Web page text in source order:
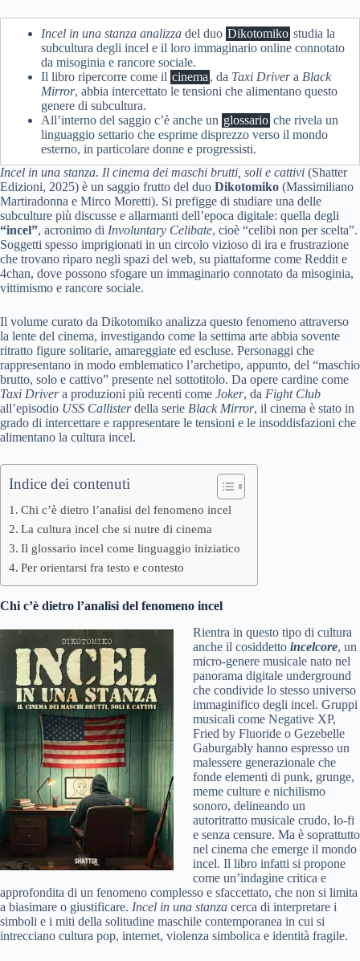
Incel in una stanza analizza del duo Dikotomiko studia la
subcultura degli incel e il loro immaginario online connotato
da misoginia e rancore sociale.
Il libro ripercorre come il cinema , da Taxi Drivera Black
Mirror, abbia intercettato le tensioni che alimentano questo
genere di subcultura.
All’interno del saggio c’è anche un glossario che rivela un
linguaggio settario che esprime disprezzo verso il mondo
esterno, in particolare donne e progressisti.
Incel in una stanza. Il cinema dei maschi brutti, soli e cattivi (Shatter
Edizioni, 2025) è un saggio frutto del duo Dikotomiko (Massimiliano
Martiradonna e Mirco Moretti). Si prefigge di studiare una delle
subculture più discusse e allarmanti dell’epoca digitale: quella degli
“incel”, acronimo di Involuntary Celibate, cioè “celibi non per scelta”.
Soggetti spesso imprigionati in un circolo vizioso di ira e frustrazione
che trovano riparo negli spazi del web, su piattaforme come Reddit e
4chan, dove possono sfogare un immaginario connotato da misoginia,
vittimismo e rancore sociale.
Il volume curato da Dikotomiko analizza questo fenomeno attraverso
la lente del cinema, investigando come la settima arte abbia sovente
ritratto figure solitarie, amareggiate ed escluse. Personaggi che
rappresentano in modo emblematico l’archetipo, appunto, del “maschio
brutto, solo e cattivo” presente nel sottotitolo. Da opere cardine come
Taxi Drivera produzioni più recenti come Joker, da Fight Club
all’episodio USS Callisterdella serie Black Mirror, il cinema è stato in
grado di intercettare e rappresentare le tensioni e le insoddisfazioni che
alimentano la cultura incel.
Indice dei contenuti
Chi c’è dietro l’analisi del fenomeno incel
La cultura incel che si nutre di cinema
Il glossario incel come linguaggio iniziatico
Per orientarsi fra testo e contesto
Chi c’è dietro l’analisi del fenomeno incel
Rientra in questo tipo di cultura
anche il cosiddetto incelcore, un
micro-genere musicale nato nel
panorama digitale underground
che condivide lo stesso universo
immaginifico degli incel. Gruppi
musicali come Negative XP,
Fried by Fluoride o Gezebelle
Gaburgably hanno espresso un
malessere generazionale che
fonde elementi di punk, grunge,
meme culture e nichilismo
sonoro, delineando un
autoritratto musicale crudo, lo-fi
e senza censure. Ma è soprattutto
nel cinema che emerge il mondo
incel. Il libro infatti si propone
come un’indagine critica e
approfondita di un fenomeno complesso e sfaccettato, che non si limita
a biasimare o giustificare. Incel in una stanza cerca di interpretare i
simboli e i miti della solitudine maschile contemporanea in cui si
intrecciano cultura pop, internet, violenza simbolica e identità fragile.